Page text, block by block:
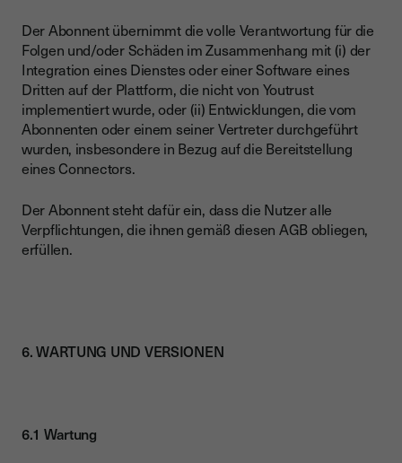
Der Abonnent übernimmt die volle Verantwortung für die
Folgen und/oder Schäden im Zusammenhang mit (i) der
Integration eines Dienstes oder einer Software eines
Dritten auf der Plattform, die nicht von Youtrust
implementiert wurde, oder (ii) Entwicklungen, die vom
Abonnenten oder einem seiner Vertreter durchgeführt
wurden, insbesondere in Bezug auf die Bereitstellung
eines Connectors.
Der Abonnent steht dafür ein, dass die Nutzer alle
Verpflichtungen, die ihnen gemäß diesen AGB obliegen,
erfüllen.
6. WARTUNG UND VERSIONEN
6.1 Wartung